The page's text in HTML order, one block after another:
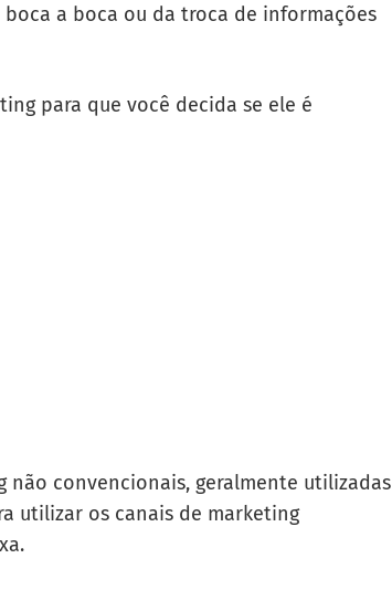
a boca ou da troca de informações
para que você decida se ele é
não convencionais, geralmente utilizadas
utilizar os canais de marketing